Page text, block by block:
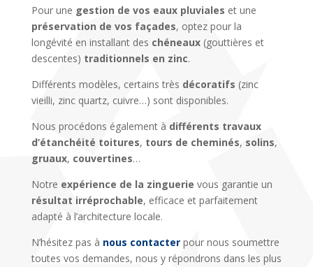
Pour une gestion de vos eaux pluviales et une
préservation de vos façades, optez pour la
longévité en installant des chéneaux(gouttières et
descentes) traditionnels en zinc.
Différents modèles, certains très décoratifs (zinc
vieilli, zinc quartz, cuivre…) sont disponibles.
Nous procédons également à différents travaux
d’étanchéité toitures, tours de cheminés, solins,
gruaux, couvertines…
Notre expérience de la zinguerie vous garantie un
résultat irréprochable, efficace et parfaitement
adapté à l’architecture locale.
N’hésitez pas à nous contacterpour nous soumettre
toutes vos demandes, nous y répondrons dans les plus